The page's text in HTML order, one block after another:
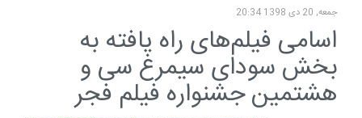
جمعه, 20 دی 1398 20:34
اسامی فیلم‌های راه یافته به
بخش سودای سیمرغ سی و
هشتمین جشنواره فیلم فجر